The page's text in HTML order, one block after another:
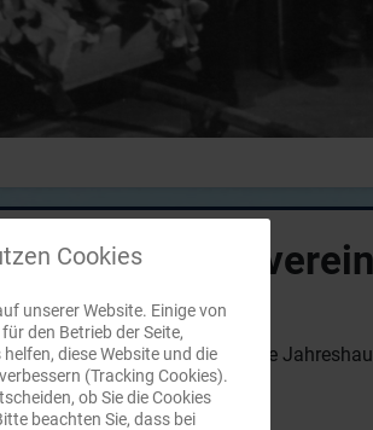
(Jahnstraße 12) unsere
Cookies
unserer Website. Einige von
den Betrieb der Seite,
diese Website und die
(Tracking Cookies).
ob Sie die Cookies
beachten Sie, dass bei